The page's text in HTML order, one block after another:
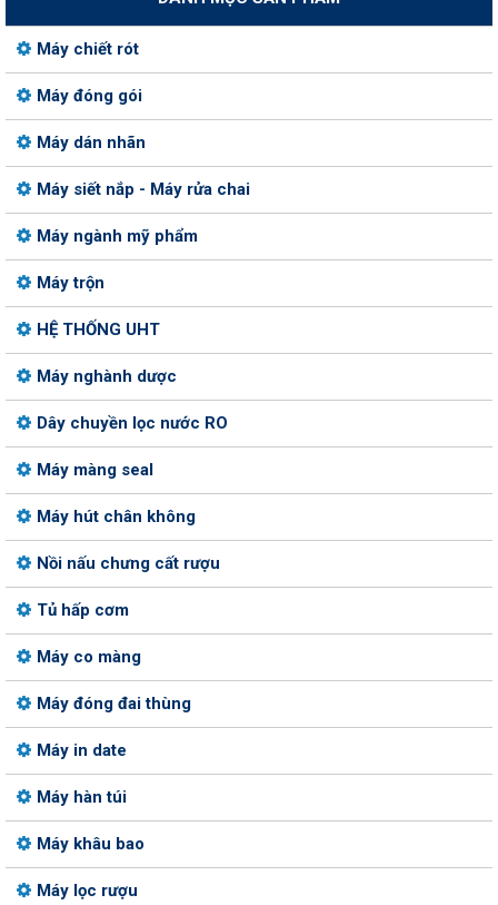
Máy chiết rót
Máy đóng gói
Máy dán nhãn
Máy siết nắp - Máy rửa chai
Máy ngành mỹ phẩm
Máy trộn
HỆ THỐNG UHT
Máy nghành dược
Dây chuyền lọc nước RO
Máy màng seal
Máy hút chân không
Nồi nấu chưng cất rượu
Tủ hấp cơm
Máy co màng
Máy đóng đai thùng
Máy in date
Máy hàn túi
Máy khâu bao
Máy lọc rượu